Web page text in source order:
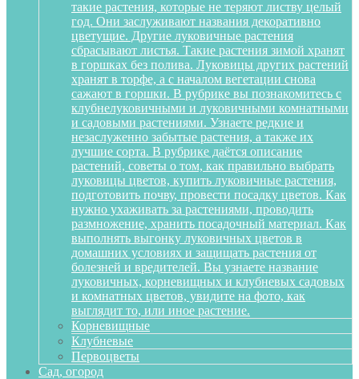
такие растения, которые не теряют листву целый
год. Они заслуживают названия декоративно
цветущие. Другие луковичные растения
сбрасывают листья. Такие растения зимой хранят
в горшках без полива. Луковицы других растений
хранят в торфе, а с началом вегетации снова
сажают в горшки. В рубрике вы познакомитесь с
клубнелуковичными и луковичными комнатными
и садовыми растениями. Узнаете редкие и
незаслуженно забытые растения, а также их
лучшие сорта. В рубрике даётся описание
растений, советы о том, как правильно выбрать
луковицы цветов, купить луковичные растения,
подготовить почву, провести посадку цветов. Как
нужно ухаживать за растениями, проводить
размножение, хранить посадочный материал. Как
выполнять выгонку луковичных цветов в
домашних условиях и защищать растения от
болезней и вредителей. Вы узнаете название
луковичных, корневищных и клубневых садовых
и комнатных цветов, увидите на фото, как
выглядит то, или иное растение.
Корневищные
Клубневые
Первоцветы
Сад, огород